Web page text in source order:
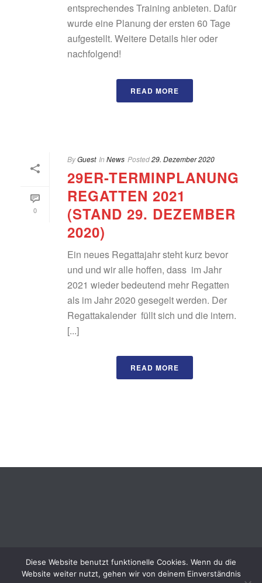
entsprechendes Training anbieten. Dafür
wurde eine Planung der ersten 60 Tage
aufgestellt. Weitere Details hier oder
nachfolgend!
READ MORE
0
ByGuest In News Posted29. Dezember 2020
29ER-TERMINPLANUNG
REGATTEN 2021
(STAND 29. DEZEMBER
2020)
Ein neues Regattajahr steht kurz bevor
und und wir alle hoffen, dass im Jahr
2021 wieder bedeutend mehr Regatten
als im Jahr 2020 gesegelt werden. Der
Regattakalender füllt sich und die intern.
[...]
READ MORE
Copyright All Rights Reserved ©
Diese Website benutzt funktionelle Cookies. Wenn du die
Website weiter nutzt, gehen wir von deinem Einverständnis